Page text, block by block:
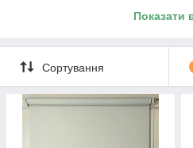
Важливо!!! Як
працюємо з усією
дзвінком або повідомленням в
2. Термін виготовлення 3-5 днів,
Показати
Сортування